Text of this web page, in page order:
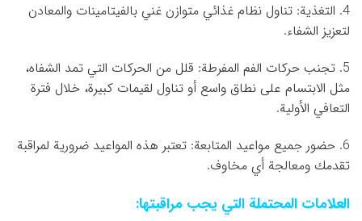
4. التغذية: تناول نظام غذائي متوازن غني بالفيتامينات والمعادن
لتعزيز الشفاء.
5. تجنب حركات الفم المفرطة: قلل من الحركات التي تمد الشفاه،
مثل الابتسام على نطاق واسع أو تناول لقيمات كبيرة، خلال فترة
التعافي الأولية.
6. حضور جميع مواعيد المتابعة: تعتبر هذه المواعيد ضرورية لمراقبة
تقدمك ومعالجة أي مخاوف.
العلامات المحتملة التي يجب مراقبتها: